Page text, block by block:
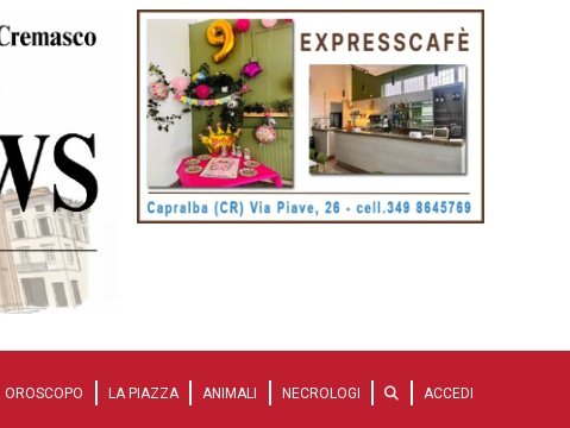
OROSCOPO LA PIAZZA ANIMALI NECROLOGI ACCEDI